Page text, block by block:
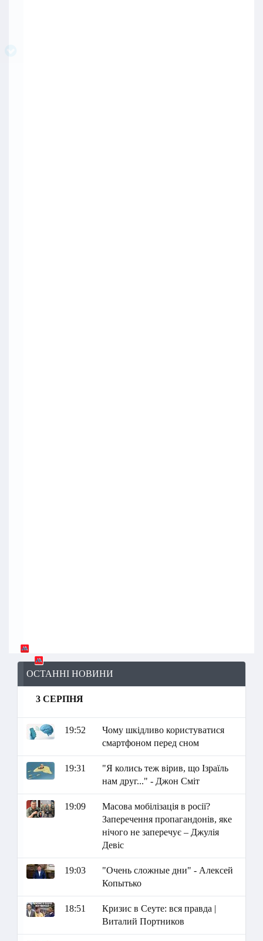
ОСТАННІ НОВИНИ
3 СЕРПНЯ
19:52
Чому шкідливо користуватися
смартфоном перед сном
19:31
"Я колись теж вірив, що Ізраїль
нам друг..." - Джон Сміт
19:09
Масова мобілізація в росії?
Заперечення пропагандонів, яке
нічого не заперечує – Джулія
Девіс
19:03
"Очень сложные дни" - Алексей
Копытько
18:51
Кризис в Сеуте: вся правда |
Виталий Портников